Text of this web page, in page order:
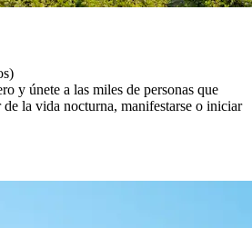
y únete a las miles de personas que
la vida nocturna, manifestarse o iniciar